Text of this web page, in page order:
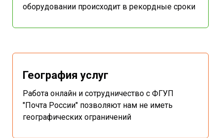
оборудовании происходит в рекордные сроки
География услуг
Работа онлайн и сотрудничество с ФГУП
"Почта России" позволяют нам не иметь
географических ограничений